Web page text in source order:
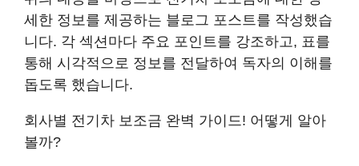
세한 정보를 제공하는 블로그 포스트를 작성했습
니다. 각 섹션마다 주요 포인트를 강조하고, 표를
통해 시각적으로 정보를 전달하여 독자의 이해를
돕도록 했습니다.
회사별 전기차 보조금 완벽 가이드! 어떻게 알아
볼까?